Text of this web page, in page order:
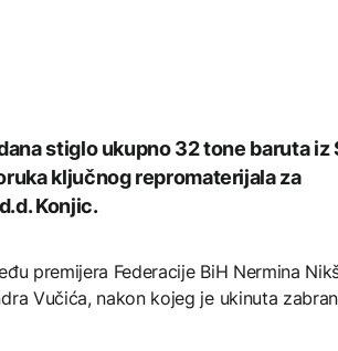
stiglo ukupno 32 tone baruta iz
ključnog repromaterijala za
Konjic.
premijera Federacije BiH Nermina
Vučića, nakon kojeg je ukinuta